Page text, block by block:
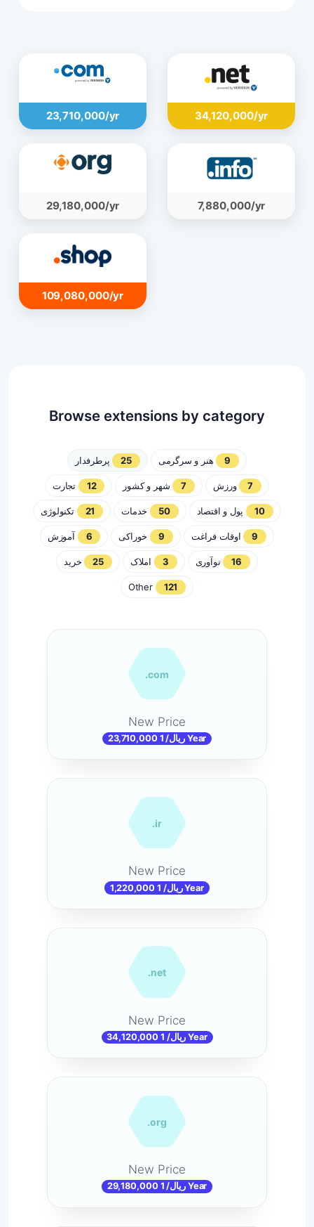
23,710,000/yr 34,120,000/yr
29,180,000/yr 7,880,000/yr
109,080,000/yr
Browse extensions by category
پرطرفدار 25 هنر و سرگرمی 9
12 شهر و کشور 7 ورزش 7
تکنولوژی 21 50 پول و اقتصاد 10
6 9 اوقات فراغت 9
خرید 25 3 نوآوری 16
Other 121
.com
New Price
23,710,000 ریال/ 1 Year
.ir
New Price
1,220,000 ریال/ 1 Year
.net
New Price
34,120,000 ریال/ 1 Year
.org
New Price
29,180,000 ریال/ 1 Year